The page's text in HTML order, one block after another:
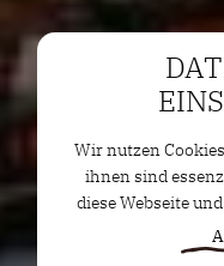
Wir nutzen
ihnen sind
diese Webseite